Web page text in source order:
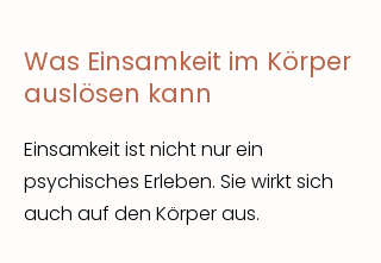
Was Einsamkeit im Körper
auslösen kann
Einsamkeit ist nicht nur ein
psychisches Erleben. Sie wirkt sich
auch auf den Körper aus.